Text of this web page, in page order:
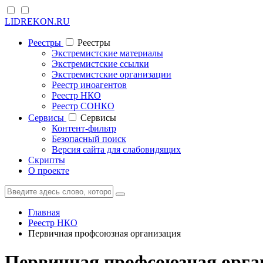
LIDREKON.RU
Реестры
Реестры
Экстремистские материалы
Экстремистские ссылки
Экстремистские организации
Реестр иноагентов
Реестр НКО
Реестр СОНКО
Cервисы
Cервисы
Контент-фильтр
Безопасный поиск
Версия сайта для слабовидящих
Скрипты
О проекте
Главная
Реестр НКО
Первичная профсоюзная организация